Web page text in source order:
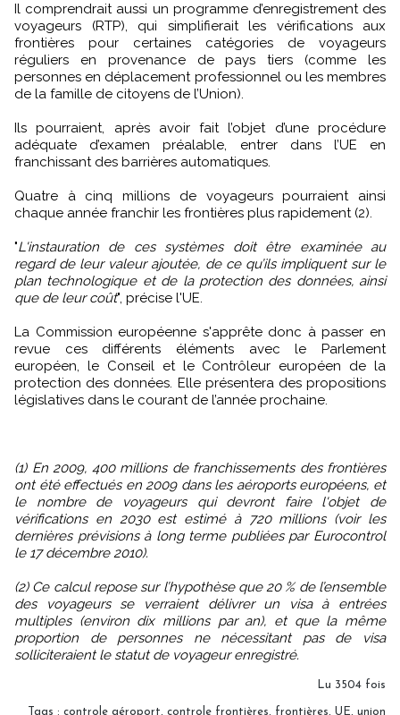
Il comprendrait aussi un programme d’enregistrement des
voyageurs (RTP), qui simplifierait les vérifications aux
frontières pour certaines catégories de voyageurs
réguliers en provenance de pays tiers (comme les
personnes en déplacement professionnel ou les membres
de la famille de citoyens de l’Union).
Ils pourraient, après avoir fait l’objet d’une procédure
adéquate d’examen préalable, entrer dans l’UE en
franchissant des barrières automatiques.
Quatre à cinq millions de voyageurs pourraient ainsi
chaque année franchir les frontières plus rapidement (2).
"L'instauration de ces systèmes doit être examinée au
regard de leur valeur ajoutée, de ce qu’ils impliquent sur le
plan technologique et de la protection des données, ainsi
que de leur coût", précise l'UE.
La Commission européenne s'apprête donc à passer en
revue ces différents éléments avec le Parlement
européen, le Conseil et le Contrôleur européen de la
protection des données. Elle présentera des propositions
législatives dans le courant de l’année prochaine.
(1) En 2009, 400 millions de franchissements des frontières
ont été effectués en 2009 dans les aéroports européens, et
le nombre de voyageurs qui devront faire l'objet de
vérifications en 2030 est estimé à 720 millions (voir les
dernières prévisions à long terme publiées par Eurocontrol
le 17 décembre 2010).
(2) Ce calcul repose sur l’hypothèse que 20 % de l’ensemble
des voyageurs se verraient délivrer un visa à entrées
multiples (environ dix millions par an), et que la même
proportion de personnes ne nécessitant pas de visa
solliciteraient le statut de voyageur enregistré.
Lu 3504 fois
Tags : controle aéroport, controle frontières, frontières, UE, union